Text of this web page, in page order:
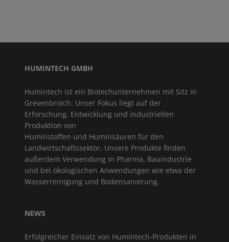
HUMINTECH GMBH
Humintech ist ein Biotechunternehmen mit Sitz in
Grevenbroich. Unser Fokus liegt auf der
Erforschung, Entwicklung und industriellen
Produktion von
Huminstoffen und Huminsäuren für den
Landwirtschaftssektor. Unsere Produkte finden
außerdem Verwendung in Pharma, Bauindustrie
und bei ökologischen Anwendungen wie etwa der
Wasserreinigung und Bodensanierung.
NEWS
Erfolgreicher Einsatz von Humintech-Produkten in